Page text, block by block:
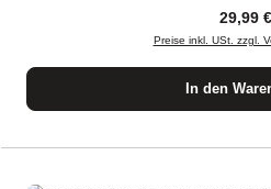
29,99 €
Preise inkl. USt. zzgl.
In den